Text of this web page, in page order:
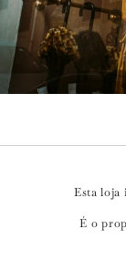
Esta loja
É o